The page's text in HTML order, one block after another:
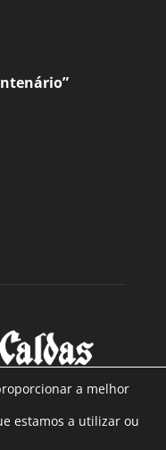
a melhor
estamos a utilizar ou